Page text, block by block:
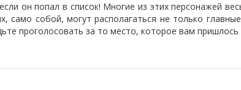
он попал в список! Многие из этих персонажей
само собой, могут располагаться не только
проголосовать за то место, которое вам